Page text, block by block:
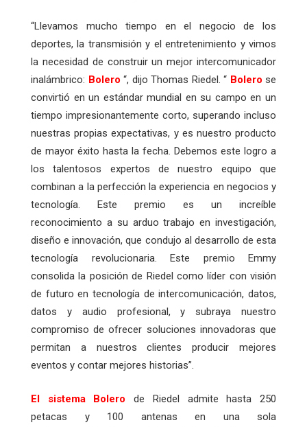
“Llevamos mucho tiempo en el negocio de los
deportes, la transmisión y el entretenimiento y vimos
la necesidad de construir un mejor intercomunicador
inalámbrico: Bolero “, dijo Thomas Riedel. “ Bolero se
convirtió en un estándar mundial en su campo en un
tiempo impresionantemente corto, superando incluso
nuestras propias expectativas, y es nuestro producto
de mayor éxito hasta la fecha. Debemos este logro a
los talentosos expertos de nuestro equipo que
combinan a la perfección la experiencia en negocios y
tecnología. Este premio es un increíble
reconocimiento a su arduo trabajo en investigación,
diseño e innovación, que condujo al desarrollo de esta
tecnología revolucionaria. Este premio Emmy
consolida la posición de Riedel como líder con visión
de futuro en tecnología de intercomunicación, datos,
datos y audio profesional, y subraya nuestro
compromiso de ofrecer soluciones innovadoras que
permitan a nuestros clientes producir mejores
eventos y contar mejores historias”.
El sistema Bolero
de Riedel admite hasta 250
petacas y 100 antenas en una sola